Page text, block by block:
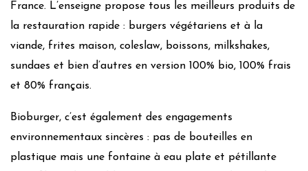
France. L’enseigne propose tous les meilleurs produits de
la restauration rapide : burgers végétariens et à la
viande, frites maison, coleslaw, boissons, milkshakes,
sundaes et bien d’autres en version 100% bio, 100% frais
et 80% français.
Bioburger, c’est également des engagements
environnementaux sincères : pas de bouteilles en
plastique mais une fontaine à eau plate et pétillante